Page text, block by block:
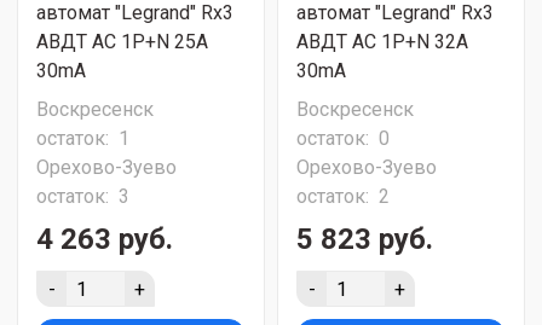
автомат "Legrand" Rx3
АВДТ АC 1Р+N 25A
30mA
Воскресенск
остаток: 1
Орехово-Зуево
остаток: 3
4 263 руб.
- +
автомат "Legrand" Rx3
АВДТ АC 1Р+N 32A
30mA
Воскресенск
остаток: 0
Орехово-Зуево
остаток: 2
5 823 руб.
- +